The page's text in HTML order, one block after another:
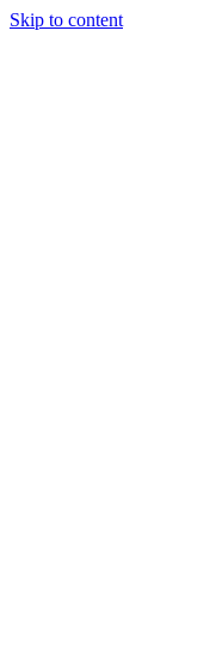
Skip to content